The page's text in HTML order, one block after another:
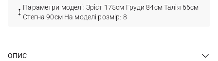
Параметри моделі: Зріст 175см Груди 84см Талія 66см
Стегна 90см На моделі розмір: 8
ОПИС